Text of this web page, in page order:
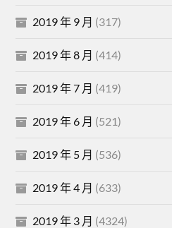
2019 年 9 月 (317)
2019 年 8 月 (414)
2019 年 7 月 (419)
2019 年 6 月 (521)
2019 年 5 月 (536)
2019 年 4 月 (633)
2019 年 3 月 (4324)